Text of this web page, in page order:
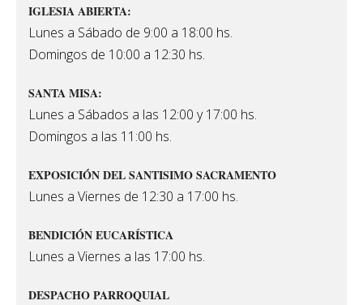
IGLESIA ABIERTA:
Lunes a Sábado de 9:00 a 18:00 hs.
Domingos de 10:00 a 12:30 hs.
SANTA MISA:
Lunes a Sábados a las 12:00 y 17:00 hs.
Domingos a las 11:00 hs.
EXPOSICIÓN DEL SANTISIMO SACRAMENTO
Lunes a Viernes de 12:30 a 17:00 hs.
BENDICIÓN EUCARÍSTICA
Lunes a Viernes a las 17:00 hs.
DESPACHO PARROQUIAL